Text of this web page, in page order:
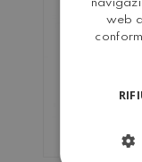
web